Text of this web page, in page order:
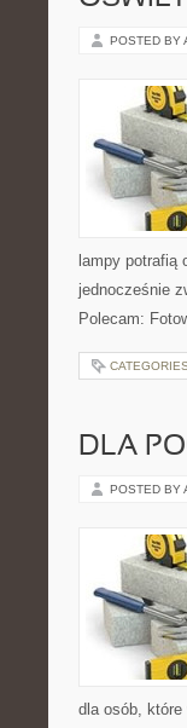
POSTED BY
lampy potrafią
jednocześnie
Polecam:
DLA
POSTED BY
dla osób, które